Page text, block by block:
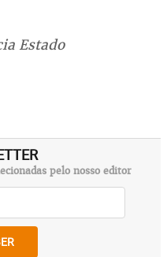
Estado
pelo nosso editor